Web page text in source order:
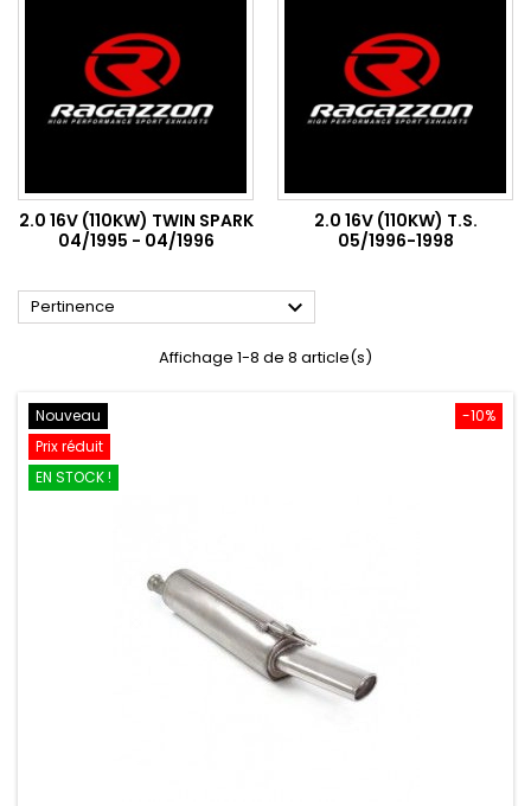
2.0 16V (110KW) TWIN SPARK
04/1995 - 04/1996
2.0 16V (110KW) T.S.
05/1996-1998
Pertinence 
Affichage 1-8 de 8 article(s)
-10%
Nouveau
Prix réduit
EN STOCK !